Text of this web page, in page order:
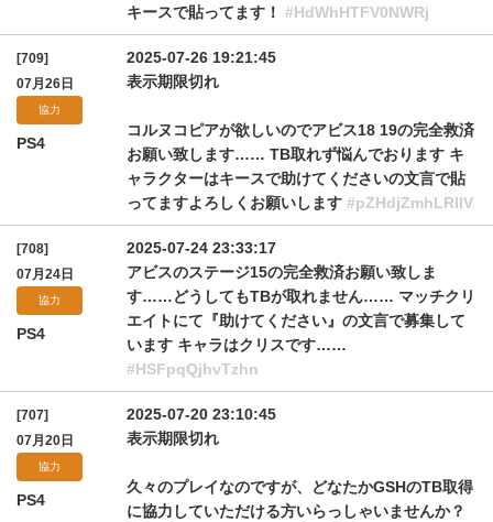
キースで貼ってます！ #HdWhHTFV0NWRj
[709]
07月26日
協力
PS4
2025-07-26 19:21:45
表示期限切れ
コルヌコピアが欲しいのでアビス18 19の完全救済
お願い致します…… TB取れず悩んでおります キ
ャラクターはキースで助けてくださいの文言で貼
ってますよろしくお願いします #pZHdjZmhLRllV
[708]
07月24日
協力
PS4
2025-07-24 23:33:17
アビスのステージ15の完全救済お願い致しま
す……どうしてもTBが取れません…… マッチクリ
エイトにて『助けてください』の文言で募集して
います キャラはクリスです……
#HSFpqQjhvTzhn
[707]
07月20日
協力
PS4
2025-07-20 23:10:45
表示期限切れ
久々のプレイなのですが、どなたかGSHのTB取得
に協力していただける方いらっしゃいませんか？